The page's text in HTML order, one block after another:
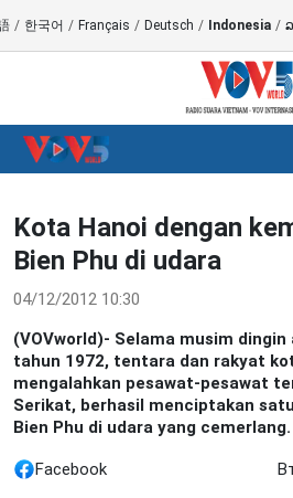
/ 한국어 / Français / Deutsch / Indonesia /
Kota Hanoi dengan
Bien Phu di udara
04/12/2012 10:30
(VOVworld)- Selama musim
tahun 1972, tentara dan rakyat
mengalahkan pesawat-pesawat
Serikat, berhasil menciptakan
Bien Phu di udara yang cemerlang.
Facebook